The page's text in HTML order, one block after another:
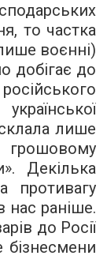
то частка
воєнні)
добігає до
склала лише
грошовому
Декілька
противагу
нас раніше.
до Росії
бізнесмени